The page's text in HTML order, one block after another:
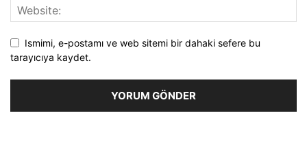
Ismimi, e-postamı ve web sitemi bir dahaki sefere bu
tarayıcıya kaydet.